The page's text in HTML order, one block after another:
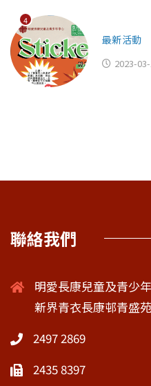
4
最新活動
2023-
聯絡我們
明愛長康兒童及青少
新界青衣長康邨青盛
2497 2869
2435 8397